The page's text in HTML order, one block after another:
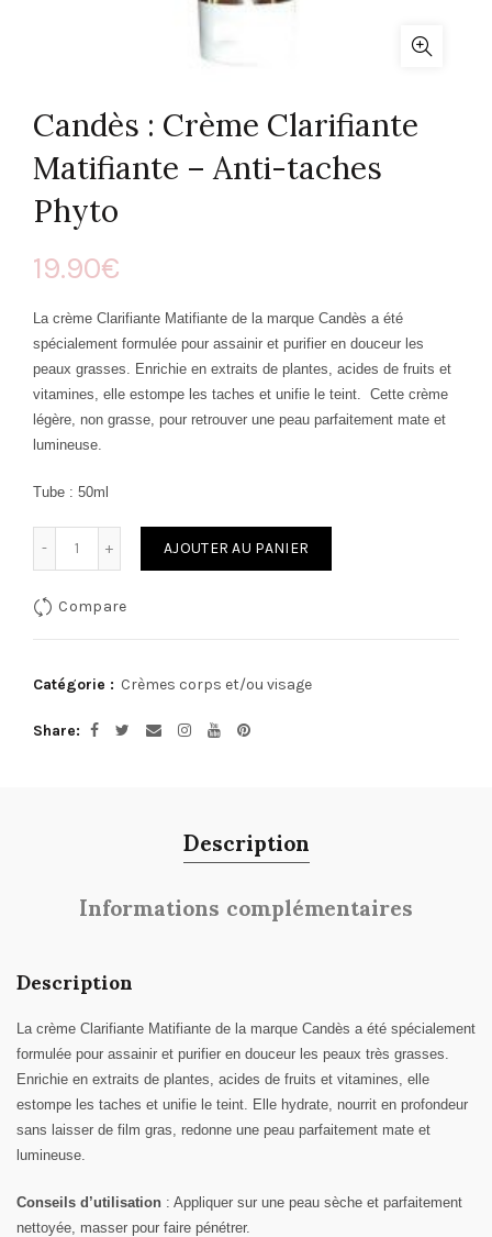
Candès : Crème Clarifiante
Matifiante – Anti-taches
Phyto
19.90€
La crème Clarifiante Matifiante de la marque Candès a été
spécialement formulée pour assainir et purifier en douceur les
peaux grasses. Enrichie en extraits de plantes, acides de fruits et
vitamines, elle estompe les taches et unifie le teint. Cette crème
légère, non grasse, pour retrouver une peau parfaitement mate et
lumineuse.
Tube : 50ml
AJOUTER AU PANIER
Compare
Catégorie : Crèmes corps et/ou visage
Share
Description
Informations complémentaires
Description
La crème Clarifiante Matifiante de la marque Candès a été spécialement
formulée pour assainir et purifier en douceur les peaux très grasses.
Enrichie en extraits de plantes, acides de fruits et vitamines, elle
estompe les taches et unifie le teint. Elle hydrate, nourrit en profondeur
sans laisser de film gras, redonne une peau parfaitement mate et
lumineuse.
Conseils d’utilisation : Appliquer sur une peau sèche et parfaitement
nettoyée, masser pour faire pénétrer.